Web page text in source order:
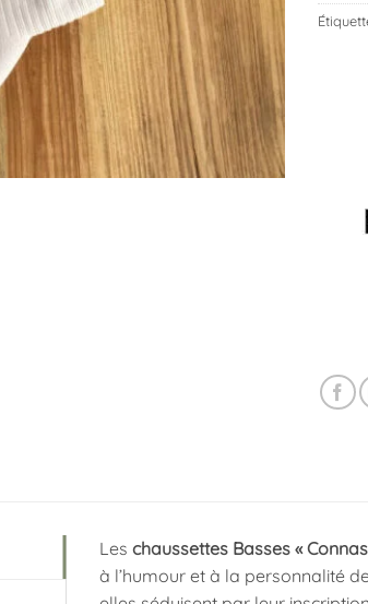
Les chaussettes Basses «
à l’humour et à la personnalité